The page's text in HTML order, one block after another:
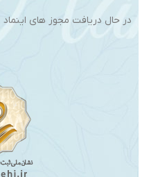
در حال دریافت مجوز های اینماد